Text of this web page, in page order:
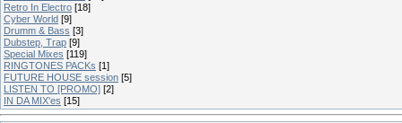
Retro In Electro [18]
Cyber World [9]
Drumm & Bass [3]
Dubstep, Trap [9]
Special Mixes [119]
RINGTONES PACKs [1]
FUTURE HOUSE session [5]
LISTEN TO [PROMO] [2]
IN DA MIX'es [15]